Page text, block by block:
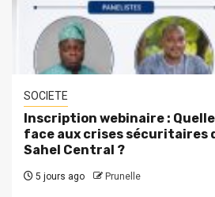
SOCIETE
Inscription webinaire :
face aux crises sécuritaires
Sahel Central ?
5 jours ago Prunelle